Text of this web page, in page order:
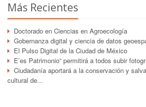
Más Recientes
Doctorado en Ciencias en Agroecología
Gobernanza digital y ciencia de datos
El Pulso Digital de la Ciudad de México
E’es Patrimonio” permitirá a todos subir
Ciudadanía aportará a la conservación y
cultural de...